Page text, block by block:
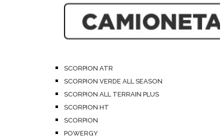
SCORPION ATR
SCORPION VERDE ALL SEASON
SCORPION ALL TERRAIN PLUS
SCORPION HT
SCORPION
POWERGY